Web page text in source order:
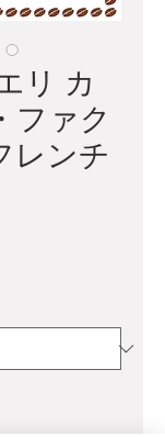
リ カ
ファク
レンチ